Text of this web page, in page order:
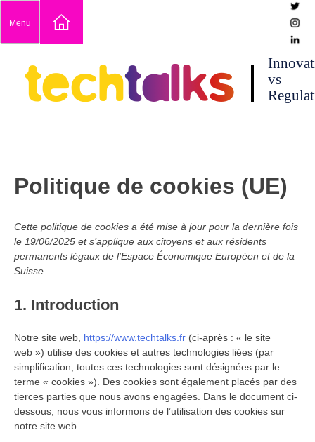
content
Menu
techtalks
vs
Politique de cookies (UE)
Cette politique de cookies a été mise à jour pour la dernière fois
le 19/06/2025 et s’applique aux citoyens et aux résidents
permanents légaux de l’Espace Économique Européen et de la
Suisse.
1. Introduction
Notre site web, https://www.techtalks.fr (ci-après : « le site
web ») utilise des cookies et autres technologies liées (par
simplification, toutes ces technologies sont désignées par le
terme « cookies »). Des cookies sont également placés par des
tierces parties que nous avons engagées. Dans le document ci-
dessous, nous vous informons de l’utilisation des cookies sur
notre site web.